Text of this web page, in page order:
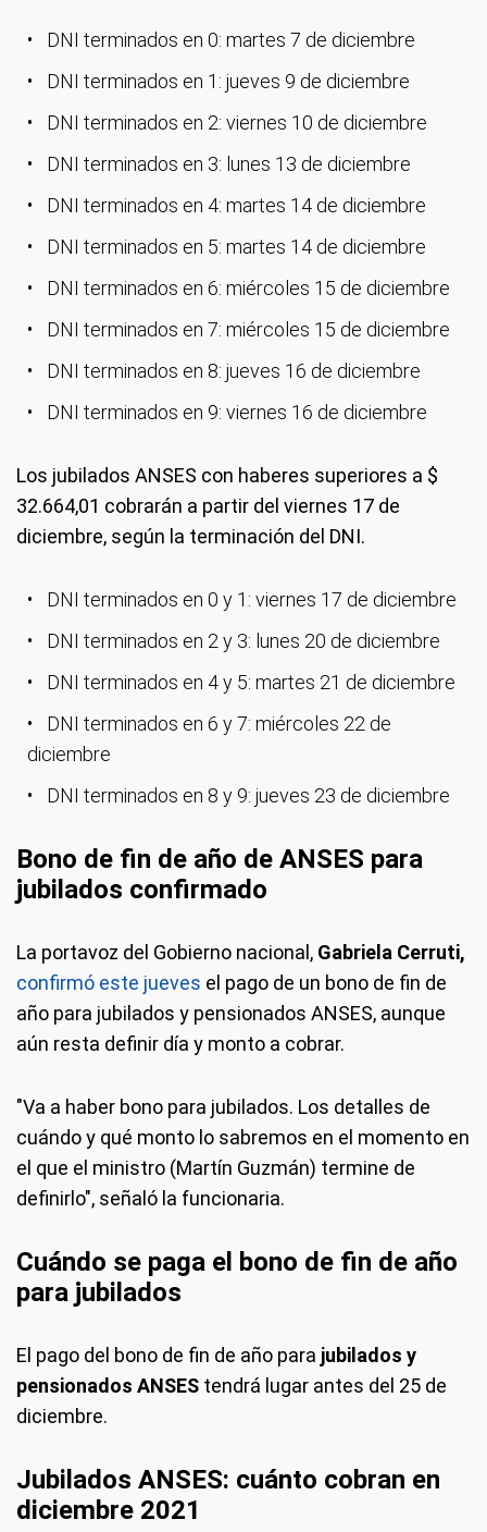
DNI terminados en 0: martes 7 de diciembre
DNI terminados en 1: jueves 9 de diciembre
DNI terminados en 2: viernes 10 de diciembre
DNI terminados en 3: lunes 13 de diciembre
DNI terminados en 4: martes 14 de diciembre
DNI terminados en 5: martes 14 de diciembre
DNI terminados en 6: miércoles 15 de diciembre
DNI terminados en 7: miércoles 15 de diciembre
DNI terminados en 8: jueves 16 de diciembre
DNI terminados en 9: viernes 16 de diciembre
Los jubilados ANSES con haberes superiores a $
32.664,01 cobrarán a partir del viernes 17 de
diciembre, según la terminación del DNI.
DNI terminados en 0 y 1: viernes 17 de diciembre
DNI terminados en 2 y 3: lunes 20 de diciembre
DNI terminados en 4 y 5: martes 21 de diciembre
DNI terminados en 6 y 7: miércoles 22 de
diciembre
DNI terminados en 8 y 9: jueves 23 de diciembre
Bono de fin de año de ANSES para
jubilados confirmado
La portavoz del Gobierno nacional, Gabriela Cerruti,
confirmó este jueves el pago de un bono de fin de
año para jubilados y pensionados ANSES, aunque
aún resta definir día y monto a cobrar.
"Va a haber bono para jubilados. Los detalles de
cuándo y qué monto lo sabremos en el momento en
el que el ministro (Martín Guzmán) termine de
definirlo", señaló la funcionaria.
Cuándo se paga el bono de fin de año
para jubilados
El pago del bono de fin de año para jubilados y
pensionados ANSES tendrá lugar antes del 25 de
diciembre.
Jubilados ANSES: cuánto cobran en
diciembre 2021